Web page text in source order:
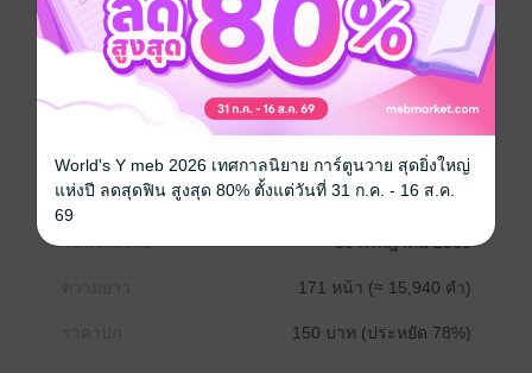
เห็น
หนึ่งแผนร้ายจากคนใกล้ตัว
หนึ่งหัวใจที่ถูกเข้าใจผิดนานเจ็ดปี
และหนึ่งวิวาห์ที่ไม่มีใครตั้งใจ
แต่เมื่อเธอกลับมาในวันที่เขาพร้อมจะปกป้อง
หัวใจของเขาก็ไม่มีวันเป็นของใครอีกเลย นอกจาก "เธอ"
ประเภทไฟล์ pdf, epub(สารบัญ)
วันที่วางขาย 30 กรกฎาคม 2568
171 หน้า (≈ 15,940 คำ)
150 บาท (ประหยัด 78%)
World's Y meb 2026 เทศกาลนิยาย การ์ตูนวาย สุดยิ่งใหญ่
แห่งปี ลดสุดฟิน สูงสุด 80% ตั้งแต่วันที่ 31 ก.ค. - 16 ส.ค.
69